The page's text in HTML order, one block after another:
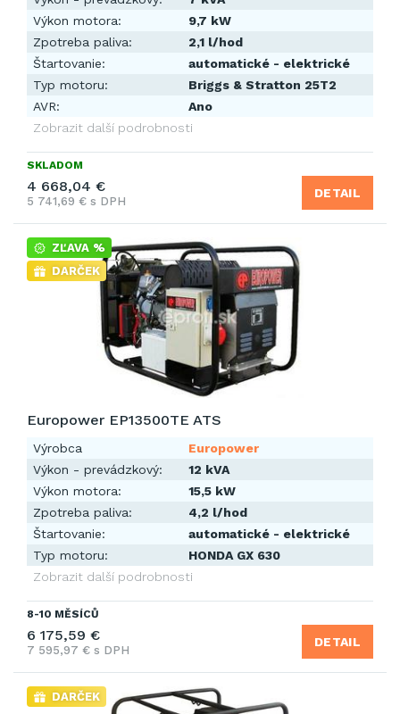
Výkon motora:
9,7 kW
Zpotreba paliva:
2,1 l/hod
Štartovanie:
automatické - elektrické
Typ motoru:
Briggs & Stratton 25T2
AVR:
Ano
Zobrazit další podrobnosti
SKLADOM
4 668,04 €
5 741,69 € s DPH
DETAIL
ZĽAVA %
DARČEK
Europower EP13500TE ATS
Výrobca
Europower
Výkon - prevádzkový:
12 kVA
Výkon motora:
15,5 kW
Zpotreba paliva:
4,2 l/hod
Štartovanie:
automatické - elektrické
Typ motoru:
HONDA GX 630
Zobrazit další podrobnosti
8-10 MĚSÍCŮ
6 175,59 €
7 595,97 € s DPH
DETAIL
DARČEK